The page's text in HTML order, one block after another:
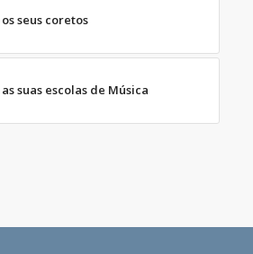
seus coretos
suas escolas de Música